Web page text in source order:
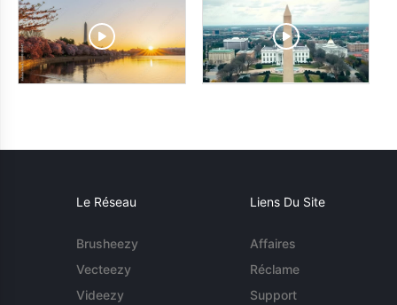
Le Réseau
Brusheezy
Vecteezy
Videezy
Liens Du Site
Affaires
Réclame
Support